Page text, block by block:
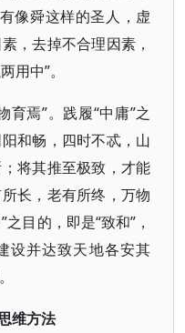
像舜这样的圣人，虚
，去掉不合理因素，
用中”。
育焉”。践履“中庸”之
和畅，四时不忒，山
将其推至极致，才能
长，老有所终，万物
目的，即是“致和”，
设并达致天地各安其
维方法